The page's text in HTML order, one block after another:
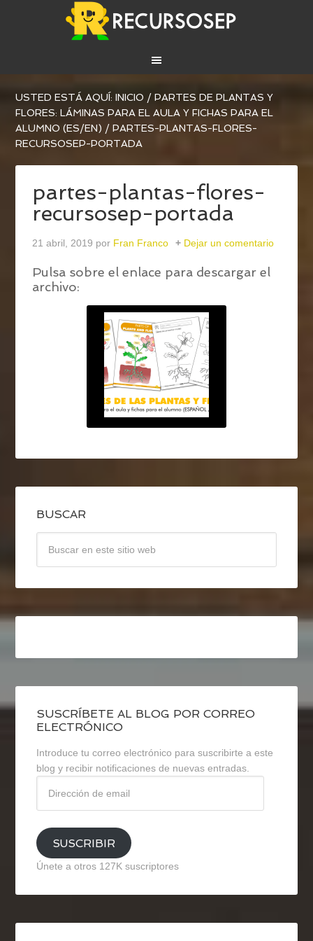
USTED ESTÁ AQUÍ:INICIO / PARTES DE PLANTAS Y
FLORES: LÁMINAS PARA EL AULA Y FICHAS PARA EL
ALUMNO (ES/EN) / PARTES-PLANTAS-FLORES-
RECURSOSEP-PORTADA
partes-plantas-flores-
recursosep-portada
21 abril, 2019 por Fran Franco Dejar un comentario
Pulsa sobre el enlace para descargar el
archivo:
BUSCAR
SUSCRÍBETE AL BLOG POR CORREO
ELECTRÓNICO
Introduce tu correo electrónico para suscribirte a este
blog y recibir notificaciones de nuevas entradas.
email
SUSCRIBIR
Únete a otros 127K suscriptores